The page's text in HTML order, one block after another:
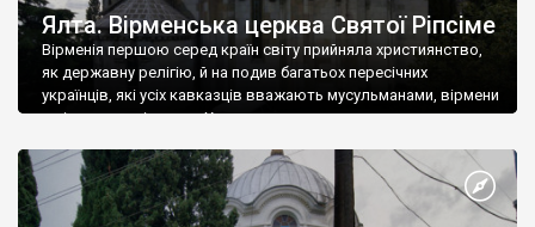
Ялта. Вірменська церква Святої Ріпсіме
Вірменія першою серед країн світу прийняла християнство,
як державну релігію, й на подив багатьох пересічних
українців, які усіх кавказців вважають мусульманами, вірмени
є відданими вірянами Христа